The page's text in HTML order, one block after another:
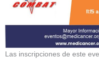
Las inscripciones de este